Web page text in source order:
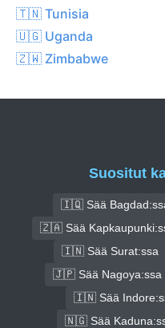
🇹🇳 Tunisia
🇺🇬 Uganda
🇿🇼 Zimbabwe
Suositut
🇮🇶 Sää
🇿🇦 Sää
🇮🇳 Sää Surat:ssa
🇯🇵 Sää Nagoya:ssa
🇮🇳 Sää
🇳🇬 Sää